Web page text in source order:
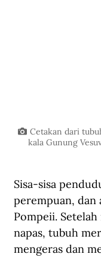
Cetakan dari
kala Gunung
Sisa-sisa
perempuan, dan
Pompeii.
napas, tubuh
mengeras dan